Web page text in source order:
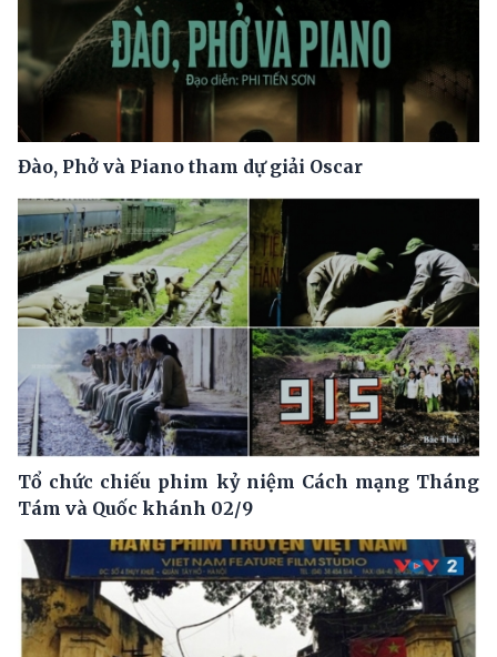
Đào, Phở và Piano tham dự giải Oscar
Tổ chức chiếu phim kỷ niệm Cách mạng Tháng
Tám và Quốc khánh 02/9